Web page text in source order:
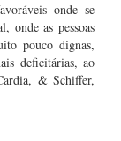
onde se
onde as pessoas
pouco dignas,
deficitárias, ao
& Schiffer,